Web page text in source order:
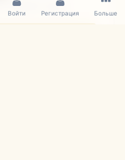
Войдите здесь.
Войти Регистрация Больше